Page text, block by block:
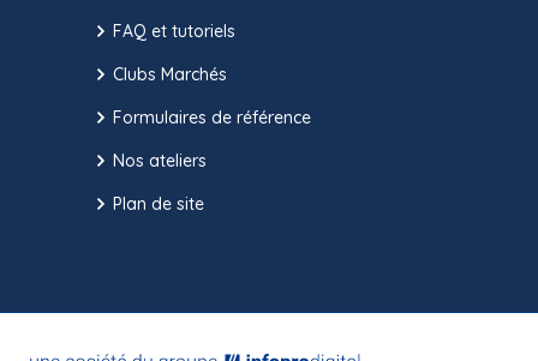
FAQ et tutoriels
Clubs Marchés
Formulaires de référence
Nos ateliers
Plan de site